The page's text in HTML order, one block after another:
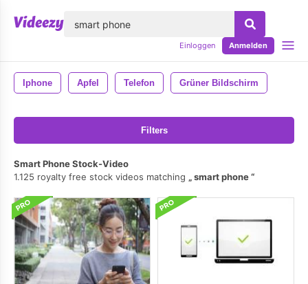
Einloggen Anmelden
Iphone Apfel Telefon Grüner Bildschirm
Filters
Smart Phone Stock-Video
1.125 royalty free stock videos matching
smart phone